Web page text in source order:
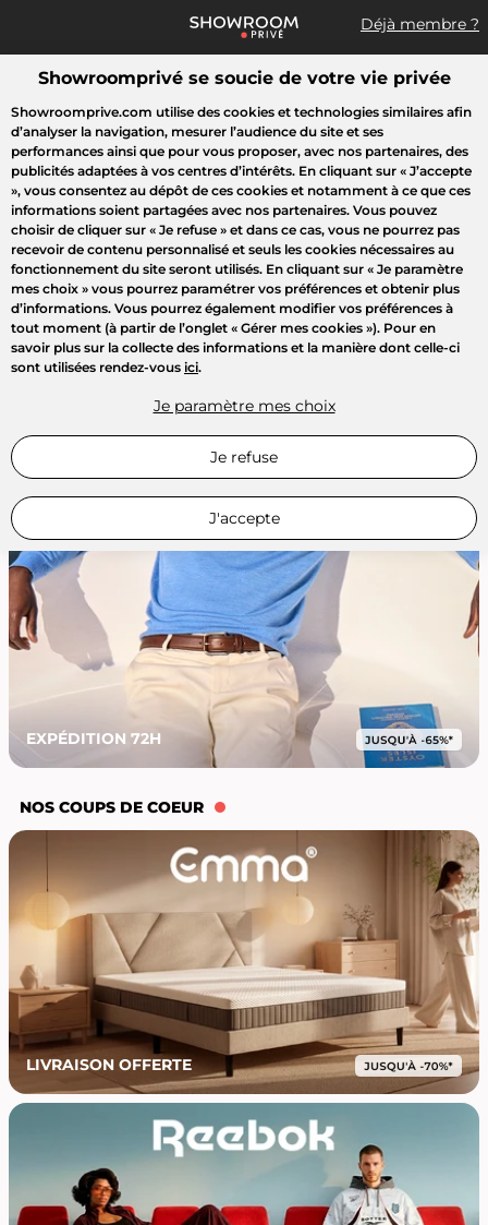
Déjà membre ?
Que recherchez-vous ?
Accueil Les jours de la Maison Mode Voyages
LUMIÈRE SUR
EXPÉDITION 72H
NOS COUPS DE COEUR
LIVRAISON OFFERTE
Showroomprivé se soucie de votre vie privée
Showroomprive.com utilise des cookies et technologies similaires afin
d’analyser la navigation, mesurer l’audience du site et ses
performances ainsi que pour vous proposer, avec nos partenaires, des
publicités adaptées à vos centres d’intérêts. En cliquant sur « J’accepte
», vous consentez au dépôt de ces cookies et notamment à ce que ces
informations soient partagées avec nos partenaires. Vous pouvez
choisir de cliquer sur « Je refuse » et dans ce cas, vous ne pourrez pas
recevoir de contenu personnalisé et seuls les cookies nécessaires au
fonctionnement du site seront utilisés. En cliquant sur « Je paramètre
mes choix » vous pourrez paramétrer vos préférences et obtenir plus
d’informations. Vous pourrez également modifier vos préférences à
tout moment (à partir de l’onglet « Gérer mes cookies »). Pour en
savoir plus sur la collecte des informations et la manière dont celle-ci
sont utilisées rendez-vous ici.
Je paramètre mes choix
Je refuse
J'accepte